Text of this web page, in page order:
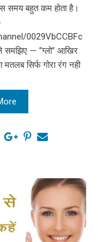
बहुत कम होता है।
0029VbCCBFc
— “ग्लो” आखिर
सिर्फ गोरा रंग नही